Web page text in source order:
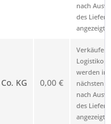
nach
des
angezeigt.
KG 0,00 €
Verkäufer
werden im
nächsten
nach
des
angezeigt.